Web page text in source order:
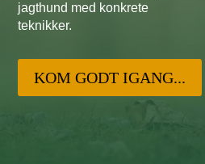
jagthund med konkrete
teknikker.
KOM GODT IGANG...